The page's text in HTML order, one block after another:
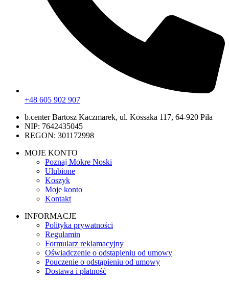
+48 605 902 907
b.center Bartosz Kaczmarek, ul. Kossaka 117, 64-920 Piła
NIP: 7642435045
REGON: 301172998
MOJE KONTO
Poznaj Mokre Noski
Ulubione
Koszyk
Moje konto
Kontakt
INFORMACJE
Polityka prywatności
Regulamin
Formularz reklamacyjny
Oświadczenie o odstapieniu od umowy
Pouczenie o odstąpieniu od umowy
Dostawa i płatność